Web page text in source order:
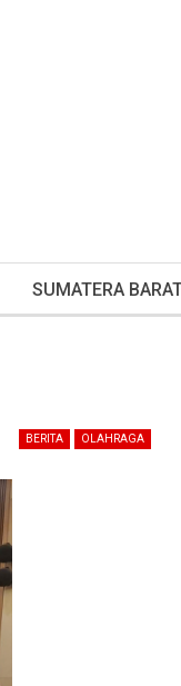
SUMATERA
BERITA OLAHRAGA